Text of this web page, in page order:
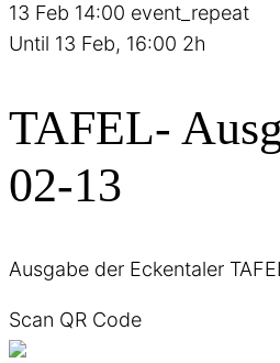
13 Feb 14:00 event_repeat
Until 13 Feb, 16:00 2h
TAFEL-
02-13
Ausgabe der Eckentaler TAFEL
Scan QR Code